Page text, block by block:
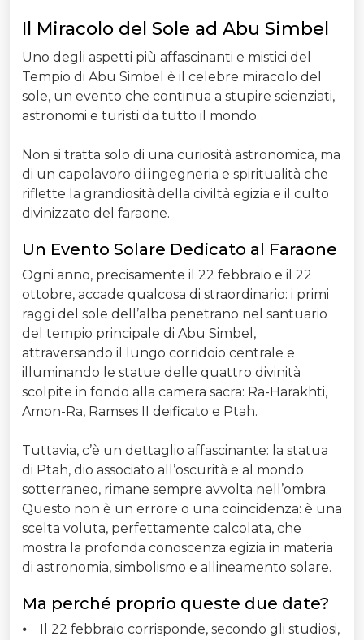
Il Miracolo del Sole ad Abu Simbel
Uno degli aspetti più affascinanti e mistici del
Tempio di Abu Simbel è il celebre miracolo del
sole, un evento che continua a stupire scienziati,
astronomi e turisti da tutto il mondo.
Non si tratta solo di una curiosità astronomica, ma
di un capolavoro di ingegneria e spiritualità che
riflette la grandiosità della civiltà egizia e il culto
divinizzato del faraone.
Un Evento Solare Dedicato al Faraone
Ogni anno, precisamente il 22 febbraio e il 22
ottobre, accade qualcosa di straordinario: i primi
raggi del sole dell’alba penetrano nel santuario
del tempio principale di Abu Simbel,
attraversando il lungo corridoio centrale e
illuminando le statue delle quattro divinità
scolpite in fondo alla camera sacra: Ra-Harakhti,
Amon-Ra, Ramses II deificato e Ptah.
Tuttavia, c’è un dettaglio affascinante: la statua
di Ptah, dio associato all’oscurità e al mondo
sotterraneo, rimane sempre avvolta nell’ombra.
Questo non è un errore o una coincidenza: è una
scelta voluta, perfettamente calcolata, che
mostra la profonda conoscenza egizia in materia
di astronomia, simbolismo e allineamento solare.
Ma perché proprio queste due date?
⦁ Il 22 febbraio corrisponde, secondo gli studiosi,